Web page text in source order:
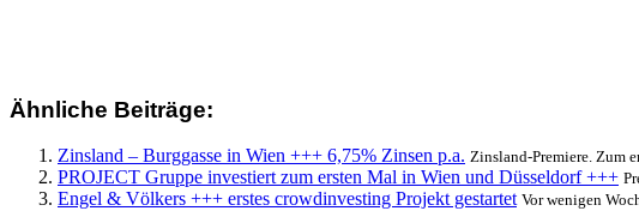
Ähnliche Beiträge:
Zinsland – Burggasse in Wien +++ 6,75% Zinsen p.a. Zinsland-Premiere. Zum
PROJECT Gruppe investiert zum ersten Mal in Wien und Düsseldorf +++
Engel & Völkers +++ erstes crowdinvesting Projekt gestartet Vor wenigen